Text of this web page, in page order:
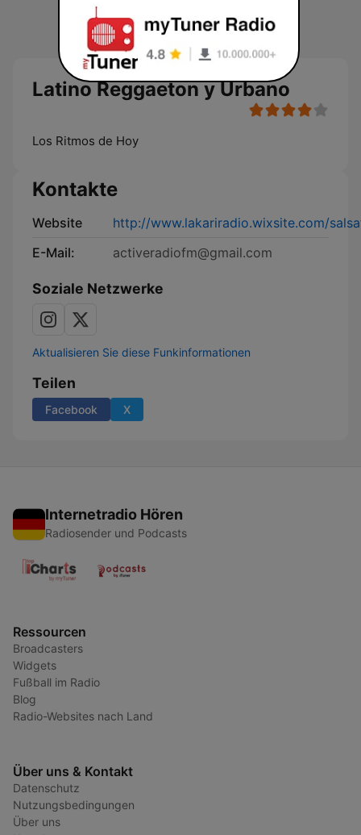
Latino Reggaeton y Urbano
Los Ritmos de Hoy
Kontakte
Website
http://www.lakariradio.wixsite.com/
E-Mail:
activeradiofm@gmail.com
Soziale Netzwerke
Aktualisieren Sie diese Funkinformationen
Teilen
Facebook X
Internetradio Hören
Radiosender und Podcasts
Ressourcen
Broadcasters
Widgets
Fußball im Radio
Blog
Radio-Websites nach Land
Über uns & Kontakt
Datenschutz
Nutzungsbedingungen
Über uns